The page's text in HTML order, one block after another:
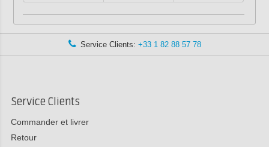
Service Clients: +33 1 82 88 57 78
Service Clients
Commander et livrer
Retour